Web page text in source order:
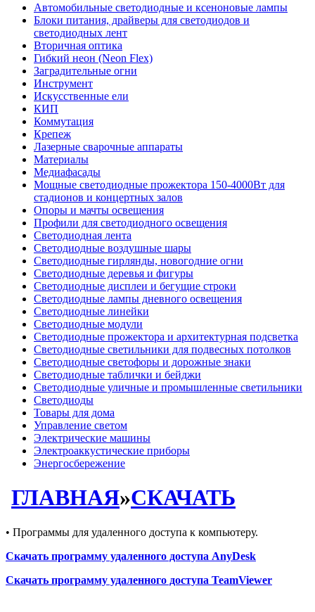
Автомобильные светодиодные и ксеноновые лампы
Блоки питания, драйверы для светодиодов и
светодиодных лент
Вторичная оптика
Гибкий неон (Neon Flex)
Заградительные огни
Инструмент
Искусственные ели
КИП
Коммутация
Крепеж
Лазерные сварочные аппараты
Материалы
Медиафасады
Мощные светодиодные прожектора 150-4000Вт для
стадионов и концертных залов
Опоры и мачты освещения
Профили для светодиодного освещения
Светодиодная лента
Светодиодные воздушные шары
Светодиодные гирлянды, новогодние огни
Светодиодные деревья и фигуры
Светодиодные дисплеи и бегущие строки
Светодиодные лампы дневного освещения
Светодиодные линейки
Светодиодные модули
Светодиодные прожектора и архитектурная подсветка
Светодиодные светильники для подвесных потолков
Светодиодные светофоры и дорожные знаки
Светодиодные таблички и бейджи
Светодиодные уличные и промышленные светильники
Светодиоды
Товары для дома
Управление светом
Электрические машины
Электроаккустические приборы
Энергосбережение
ГЛАВНАЯ»СКАЧАТЬ
• Программы для удаленного доступа к компьютеру.
Скачать программу удаленного доступа AnyDesk
Скачать программу удаленного доступа TeamViewer